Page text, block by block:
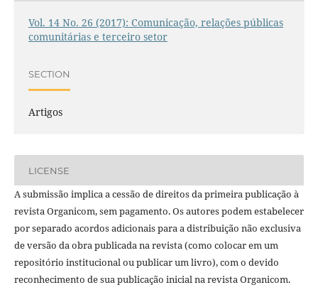
Vol. 14 No. 26 (2017): Comunicação, relações públicas
comunitárias e terceiro setor
SECTION
Artigos
LICENSE
A submissão implica a cessão de direitos da primeira publicação à
revista Organicom, sem pagamento. Os autores podem estabelecer
por separado acordos adicionais para a distribuição não exclusiva
de versão da obra publicada na revista (como colocar em um
repositório institucional ou publicar um livro), com o devido
reconhecimento de sua publicação inicial na revista Organicom.